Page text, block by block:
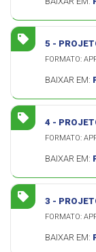
5 -
FORMATO:
BAIXAR EM:
4 -
FORMATO:
BAIXAR EM:
3 -
FORMATO:
BAIXAR EM: